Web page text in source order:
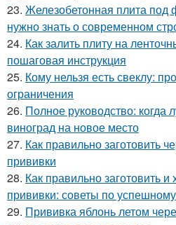
23. Железобетонная плита под
нужно знать о современном
24. Как залить плиту на
пошаговая инструкция
25. Кому нельзя есть свеклу:
ограничения
26. Полное руководство: когда
виноград на новое место
27. Как правильно заготовить
прививки
28. Как правильно заготовить и
прививки: советы по
29. Прививка яблонь летом